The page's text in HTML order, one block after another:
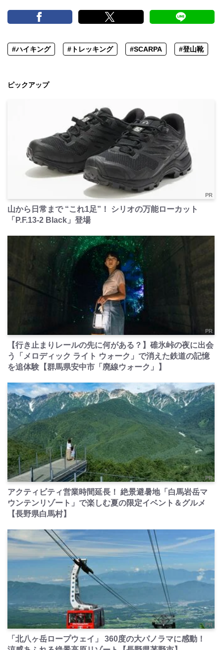
#ハイキング #トレッキング #SCARPA #登山靴
ピックアップ
PR
山から日常まで “これ1足”！ シリオの万能ローカット
「P.F.13-2 Black」登場
PR
【行き止まりレールの先に何がある？】碓氷峠の夜に出会
う「メロディック ライト ウォーク」で消えた鉄道の記憶
を追体験【群馬県安中市「廃線ウォーク」】
PR
アクティビティ営業時間延長！ 絶景避暑地「白馬岩岳マ
ウンテンリゾート」で楽しむ夏の限定イベント＆グルメ
【長野県白馬村】
PR
「北八ヶ岳ロープウェイ」 360度の大パノラマに感動！